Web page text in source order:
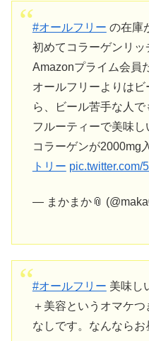
#オールフリー の在庫
初めてコラーゲンリッ
Amazonプライム会員
オールフリーよりは
ら、ビール苦手な人で
フルーティーで美味し
コラーゲンが2000mg
トリー pic.twitter.com/
— まかまか📎
#オールフリー 美味し
＋美容というオマケ
なしです。なんならお